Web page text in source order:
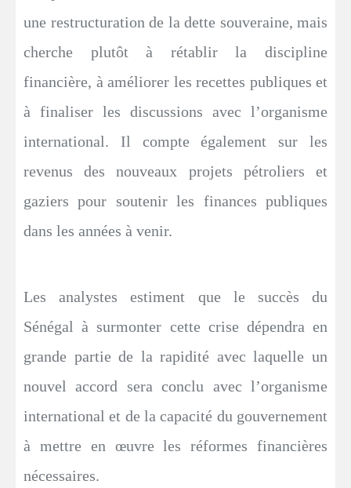
une restructuration de la dette souveraine, mais
cherche plutôt à rétablir la discipline
financière, à améliorer les recettes publiques et
à finaliser les discussions avec l’organisme
international. Il compte également sur les
revenus des nouveaux projets pétroliers et
gaziers pour soutenir les finances publiques
dans les années à venir.
Les analystes estiment que le succès du
Sénégal à surmonter cette crise dépendra en
grande partie de la rapidité avec laquelle un
nouvel accord sera conclu avec l’organisme
international et de la capacité du gouvernement
à mettre en œuvre les réformes financières
nécessaires.